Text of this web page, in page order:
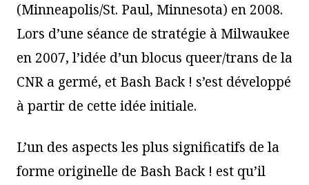
(Minneapolis/St. Paul, Minnesota) en 2008.
Lors d’une séance de stratégie à Milwaukee
en 2007, l’idée d’un blocus queer/trans de la
CNR a germé, et Bash Back ! s’est développé
à partir de cette idée initiale.
L’un des aspects les plus significatifs de la
forme originelle de Bash Back ! est qu’il